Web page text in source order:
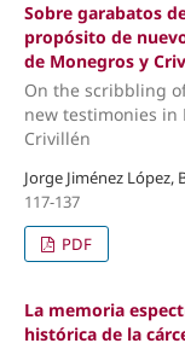
Sobre garabatos
propósito de
de Monegros y
On the scribbling
new testimonies in
Crivillén
Jorge Jiménez López,
117-137
PDF
La memoria
histórica de la